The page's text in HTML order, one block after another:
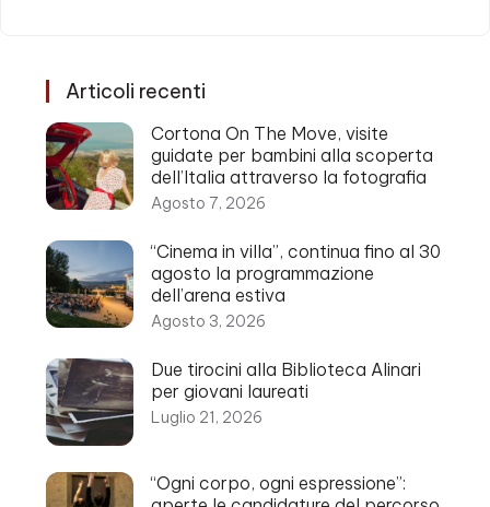
Articoli recenti
Cortona On The Move, visite
guidate per bambini alla scoperta
dell’Italia attraverso la fotografia
Agosto 7, 2026
“Cinema in villa”, continua fino al 30
agosto la programmazione
dell’arena estiva
Agosto 3, 2026
Due tirocini alla Biblioteca Alinari
per giovani laureati
Luglio 21, 2026
“Ogni corpo, ogni espressione”: